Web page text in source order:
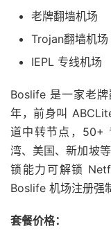
老牌翻墙机场
Trojan翻墙机场
IEPL 专线机场
Boslife 是一家老
年，前身叫
道中转节点，50+
湾、美国、新加坡
锁能力可解锁
Boslife 机场注册强
套餐价格：